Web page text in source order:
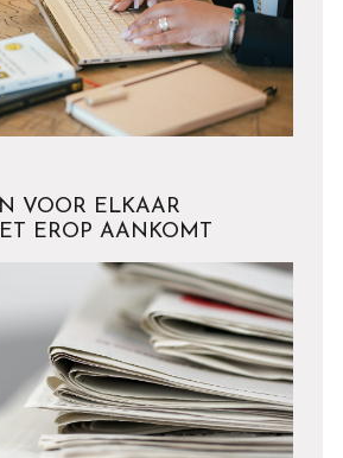
VOOR ELKAAR
EROP AANKOMT